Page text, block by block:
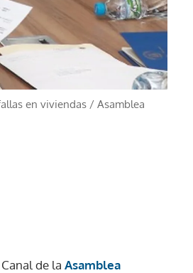
en viviendas / Asamblea
de la Asamblea